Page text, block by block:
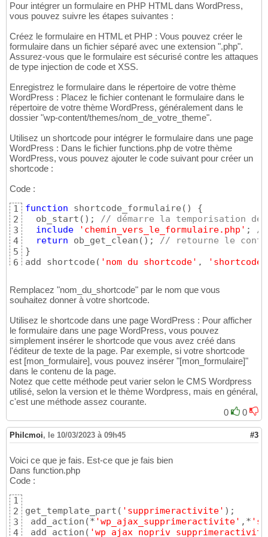
Pour intégrer un formulaire en PHP HTML dans WordPress,
vous pouvez suivre les étapes suivantes :
Créez le formulaire en HTML et PHP : Vous pouvez créer le
formulaire dans un fichier séparé avec une extension ".php".
Assurez-vous que le formulaire est sécurisé contre les attaques
de type injection de code et XSS.
Enregistrez le formulaire dans le répertoire de votre thème
WordPress : Placez le fichier contenant le formulaire dans le
répertoire de votre thème WordPress, généralement dans le
dossier "wp-content/themes/nom_de_votre_theme".
Utilisez un shortcode pour intégrer le formulaire dans une page
WordPress : Dans le fichier functions.php de votre thème
WordPress, vous pouvez ajouter le code suivant pour créer un
shortcode :
Code :
1
2
3
4
5
6
function shortcode_formulaire ( )
{
  ob_start
( ) ; // démarre la temporisation
include
'chemin_vers_le_formulaire.php' ; //
return ob_get_clean ( ) ; // retourne le
}
add_shortcode ( 'nom_du_shortcode' ,
Remplacez "nom_du_shortcode" par le nom que vous
souhaitez donner à votre shortcode.
Utilisez le shortcode dans une page WordPress : Pour afficher
le formulaire dans une page WordPress, vous pouvez
simplement insérer le shortcode que vous avez créé dans
l'éditeur de texte de la page. Par exemple, si votre shortcode
est [mon_formulaire], vous pouvez insérer "[mon_formulaire]"
dans le contenu de la page.
Notez que cette méthode peut varier selon le CMS Wordpress
utilisé, selon la version et le thème Wordpress, mais en général,
c'est une méthode assez courante.
0
0
Philcmoi, le 10/03/2023 à 09h45 #3
Voici ce que je fais. Est-ce que je fais bien
Dans function.php
Code :
1
2
3
4
get_template_part ( 'supprimeractivite' ) ;
add_action (* 'wp_ajax_supprimeractivite' ,*
add_action (